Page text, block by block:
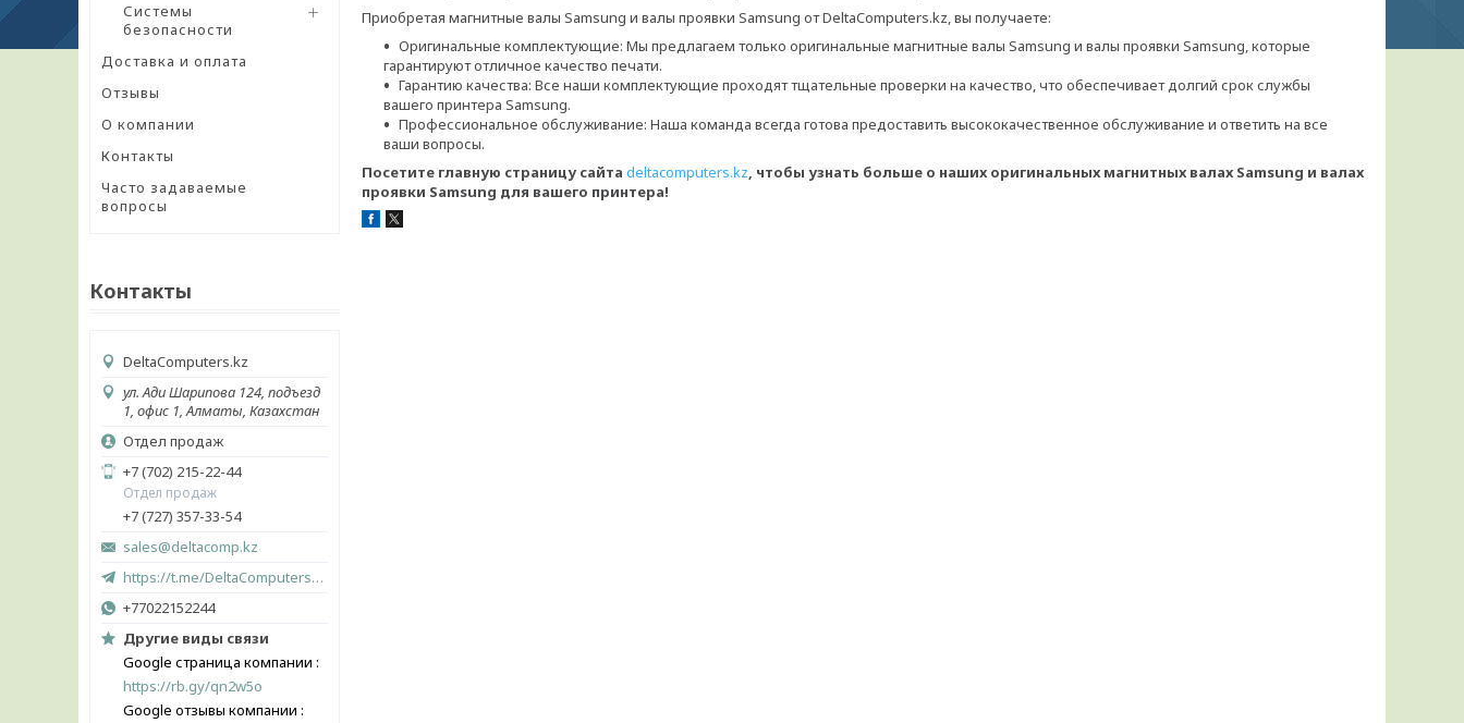
Системы
безопасности
Доставка и оплата
Отзывы
О компании
Контакты
Часто задаваемые
вопросы
Контакты
DeltaComputers.kz
ул. Ади Шарипова 124, подъезд
1, офис 1, Алматы, Казахстан
Отдел продаж
+7 (702) 215-22-44
Отдел продаж
+7 (727) 357-33-54
sales@deltacomp.kz
https://t.me/DeltaComputers_kz
+77022152244
Другие виды связи
Google страница компании
https://rb.gy/qn2w5o
Google отзывы компании
Приобретая магнитные валы Samsung и валы проявки Samsung от DeltaComputers.kz, вы получаете:
Оригинальные комплектующие: Мы предлагаем только оригинальные магнитные валы Samsung и валы проявки Samsung, которые
гарантируют отличное качество печати.
Гарантию качества: Все наши комплектующие проходят тщательные проверки на качество, что обеспечивает долгий срок службы
вашего принтера Samsung.
Профессиональное обслуживание: Наша команда всегда готова предоставить высококачественное обслуживание и ответить на все
ваши вопросы.
Посетите главную страницу сайта deltacomputers.kz, чтобы узнать больше о наших оригинальных магнитных валах Samsung и валах
проявки Samsung для вашего принтера!